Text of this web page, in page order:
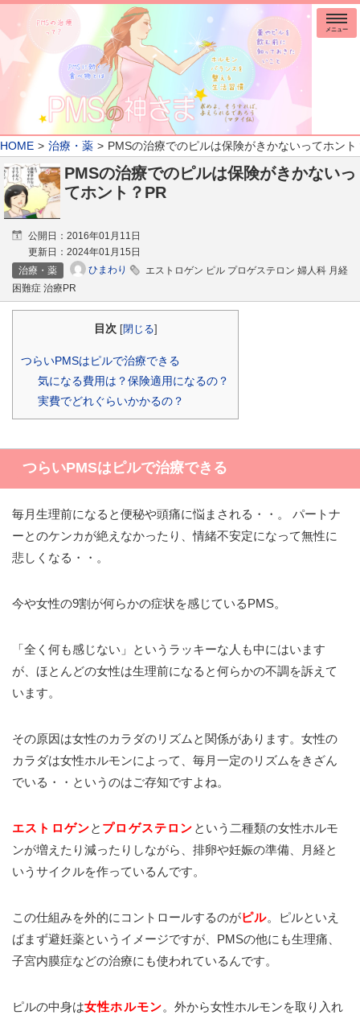
メニュー
HOME 治療・薬 PMSの治療でのピルは保険がきかないってホント
PMSの治療でのピルは保険がきかないっ
てホント？PR
公開日： 2016年01月11日
更新日： 2024年01月15日
治療・薬
ひまわり
エストロゲン ピル プロゲステロン 婦人科 月経
困難症 治療PR
目次 [閉じる]
つらいPMSはピルで治療できる
気になる費用は？保険適用になるの？
実費でどれぐらいかかるの？
つらいPMSはピルで治療できる
毎月生理前になると便秘や頭痛に悩まされる・・。 パートナ
ーとのケンカが絶えなかったり、情緒不安定になって無性に
悲しくなる・・。
今や女性の9割が何らかの症状を感じているPMS。
「全く何も感じない」というラッキーな人も中にはいます
が、ほとんどの女性は生理前になると何らかの不調を訴えて
います。
その原因は女性のカラダのリズムと関係があります。女性の
カラダは女性ホルモンによって、毎月一定のリズムをきざん
でいる・・というのはご存知ですよね。
エストロゲンと プロゲステロン という二種類の女性ホルモ
ンが増えたり減ったりしながら、排卵や妊娠の準備、月経と
いうサイクルを作っているんです。
この仕組みを外的にコントロールするのがピル。ピルといえ
ばまず避妊薬というイメージですが、PMSの他にも生理痛、
子宮内膜症などの治療にも使われているんです。
ピルの中身は女性ホルモン。外から女性ホルモンを取り入れ